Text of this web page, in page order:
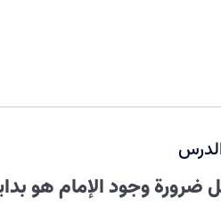
ضرورة وجود الإمام هو